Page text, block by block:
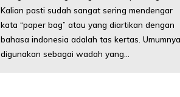
Kalian pasti sudah sangat sering mendengar
kata “paper bag” atau yang diartikan dengan
bahasa indonesia adalah tas kertas.
digunakan sebagai wadah yang...